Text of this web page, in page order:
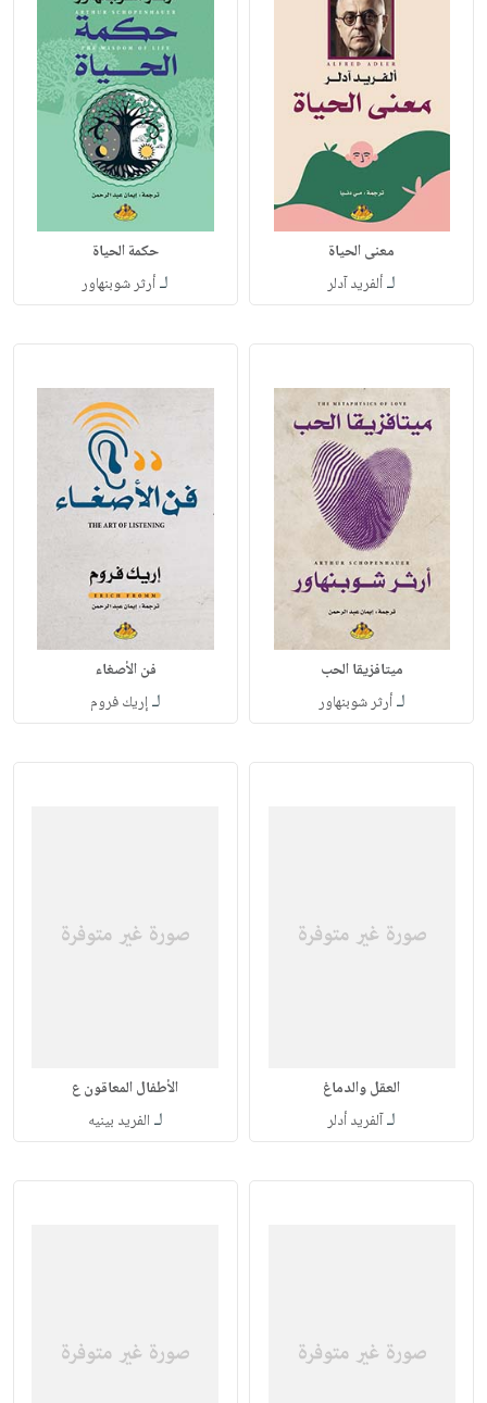
معنى الحياة
لـألفريد آدلر
حكمة الحياة
لـأرثر شوبنهاور
ميتافزيقا الحب
لـأرثر شوبنهاور
فن الأصغاء
لـإريك فروم
العقل والدماغ
لـآلفريد أدلر
الأطفال المعاقون ع
لـ الفريد بينيه